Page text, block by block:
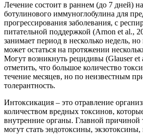
Лечение состоит в раннем (до 7 дней)
ботулинового иммуноглобулина для
прогрессирования заболевания, с
питательной поддержкой (Arnon et al.,
занимает период в несколько недель, но
может остаться на протяжении
Могут возникнуть рецидивы (Glauser et
отметить, что большое количество
течение месяцев, но по неизвестным
толерантность.
Интоксикация – это отравление
количеством вредных токсинов,
внутренние органы. Главной причиной
могут стать эндотоксины, экзотоксины,